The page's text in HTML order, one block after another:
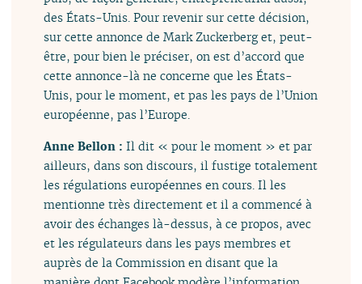
des États-Unis. Pour revenir sur cette décision,
sur cette annonce de Mark Zuckerberg et, peut-
être, pour bien le préciser, on est d’accord que
cette annonce-là ne concerne que les États-
Unis, pour le moment, et pas les pays de l’Union
européenne, pas l’Europe.
Anne Bellon :Il dit « pour le moment » et par
ailleurs, dans son discours, il fustige totalement
les régulations européennes en cours. Il les
mentionne très directement et il a commencé à
avoir des échanges là-dessus, à ce propos, avec
et les régulateurs dans les pays membres et
auprès de la Commission en disant que la